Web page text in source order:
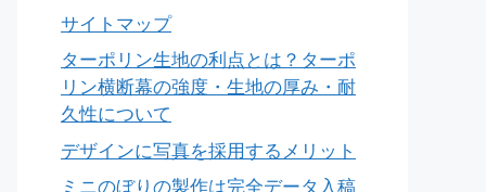
サイトマップ
ターポリン生地の利点とは？ターポ
リン横断幕の強度・生地の厚み・耐
久性について
デザインに写真を採用するメリット
ミニのぼりの製作は完全データ入稿